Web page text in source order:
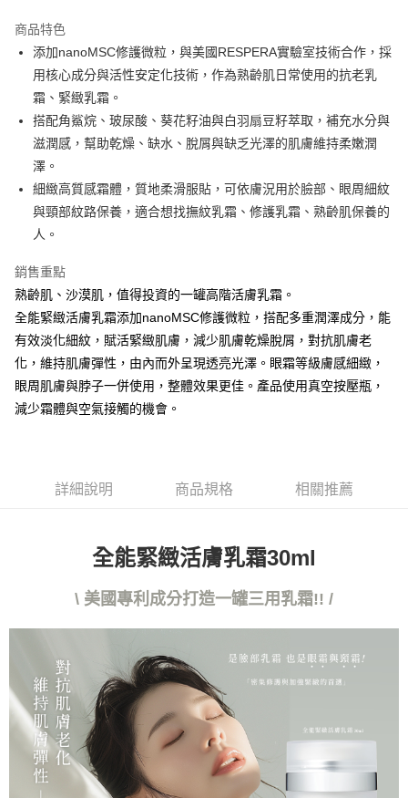
AFTEE先享後付
相關說明
【關於「AFTEE先享後付」】
AFTEE先享後付是「在收到商品之後才付款」的支付方式。 讓您購物簡單
便利好安心！
１．簡單：不需註冊會員、不需綁卡、不需儲值。
３．安心：先確認商品／服務後，再付款。
【「AFTEE先享後付」結帳流程】
１．於結帳方式選擇「AFTEE先享後付」後，將跳轉至「AFTEE先享後付」
結帳頁面，進行簡訊認證並確認金額後，即可完成結帳。
３．收到繳費通知簡訊後14天內，點擊此簡訊中的連結，可透過四大超商／
ATM／網路銀行／等多元方式進行付款，方視為交易完成。
※ 請注意：結帳手續完成當下不需立刻繳費，但若您需要取消訂單，請聯絡
購買商品的店家。未經商家同意取消之訂單仍視為有效，需透過AFTEE先享
後付繳納相關費用。
是否繳費成功／繳費後需取消欲退款等相關疑問，請聯繫「AFTEE先享後付
客戶支援中心」https://netprotections.freshdesk.com/support/home
【注意事項】
２．關於個人資料處理事宜，請瀏覽以下網址：
４．使用「AFTEE先享後付」時，將依據個別帳號之用戶狀況，依本公司即
請求用戶進行身份認證。
恩沛科技股份有限公司將有權停止該用戶之使用額度並採取法律行動。
ATM付款
運送方式
每筆NT$60，滿NT$3,000(含以上)免運費
7-11取貨付款
宅配
每筆NT$100，滿NT$3,000(含以上)免運費
離島宅配
每筆NT$100，滿NT$3,000(含以上)免運費
商品特色
添加nanoMSC修護微粒，與美國RESPERA實驗室技術合作，採
用核心成分與活性安定化技術，作為熟齡肌日常使用的抗老乳
霜、緊緻乳霜。
搭配角鯊烷、玻尿酸、葵花籽油與白羽扇豆籽萃取，補充水分與
滋潤感，幫助乾燥、缺水、脫屑與缺乏光澤的肌膚維持柔嫩潤
澤。
細緻高質感霜體，質地柔滑服貼，可依膚況用於臉部、眼周細紋
與頸部紋路保養，適合想找撫紋乳霜、修護乳霜、熟齡肌保養的
人。
銷售重點
熟齡肌、沙漠肌，值得投資的一罐高階活膚乳霜。
全能緊緻活膚乳霜添加nanoMSC修護微粒，搭配多重潤澤成分，能
有效淡化細紋，賦活緊緻肌膚，減少肌膚乾燥脫屑，對抗肌膚老
化，維持肌膚彈性，由內而外呈現透亮光澤。眼霜等級膚感細緻，
眼周肌膚與脖子一併使用，整體效果更佳。產品使用真空按壓瓶，
減少霜體與空氣接觸的機會。
詳細說明 商品規格 相關推薦
全能緊緻活膚乳霜30ml
\ 美國專利成分打造一罐三用乳霜!! /